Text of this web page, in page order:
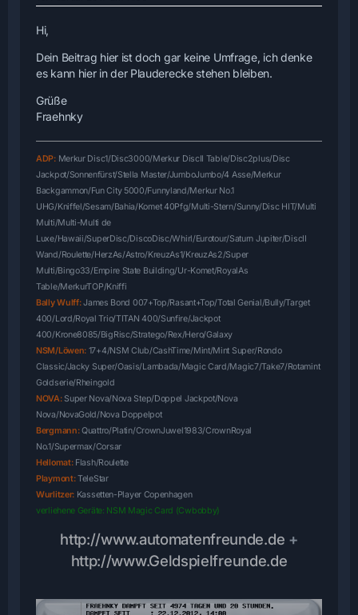
Hi,
Dein Beitrag hier ist doch gar keine Umfrage, ich denke
es kann hier in der Plauderecke stehen bleiben.
Grüße
Fraehnky
ADP:Merkur Disc1/Disc3000/Merkur DiscII Table/Disc2plus/Disc
Jackpot/Sonnenfürst/Stella Master/JumboJumbo/4 Asse/Merkur
Backgammon/Fun City 5000/Funnyland/Merkur No.1
UHG/Kniffel/Sesam/Bahia/Komet 40Pfg/Multi-Stern/Sunny/Disc HIT/Multi
Multi/Multi-Multi de
Luxe/Hawaii/SuperDisc/DiscoDisc/Whirl/Eurotour/Saturn Jupiter/DiscII
Wand/Roulette/HerzAs/Astro/KreuzAs1/KreuzAs2/Super
Multi/Bingo33/Empire State Building/Ur-Komet/RoyalAs
Table/MerkurTOP/Kniffi
Bally Wulff:James Bond 007+Top/Rasant+Top/Total Genial/Bully/Target
400/Lord/Royal Trio/TITAN 400/Sunfire/Jackpot
400/Krone8085/BigRisc/Stratego/Rex/Hero/Galaxy
NSM/Löwen: 17+4/NSM Club/CashTime/Mint/Mint Super/Rondo
Classic/Jacky Super/Oasis/Lambada/Magic Card/Magic7/Take7/Rotamint
Goldserie/Rheingold
NOVA:Super Nova/Nova Step/Doppel Jackpot/Nova
Nova/NovaGold/Nova Doppelpot
Bergmann:Quattro/Platin/CrownJuwel1983/CrownRoyal
No.1/Supermax/Corsar
Hellomat: Flash/Roulette
Playmont: TeleStar
Wurlitzer: Kassetten-Player Copenhagen
verliehene Geräte: NSM Magic Card (Cwbobby)
http://www.automatenfreunde.de +
http://www.Geldspielfreunde.de